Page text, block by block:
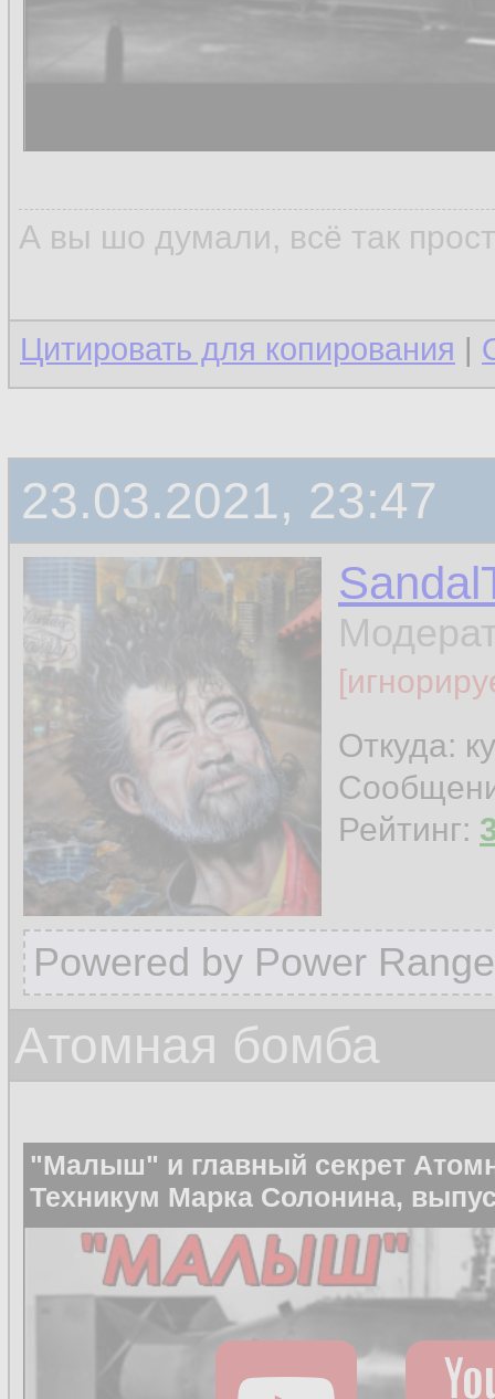
А вы шо думали, всё так
Цитировать для копирования |
23.03.2021, 23:47
Откуда:
Рейтинг:
Powered by Power
Атомная бомба
"Малыш" и главный секрет
Техникум Марка Солонина,